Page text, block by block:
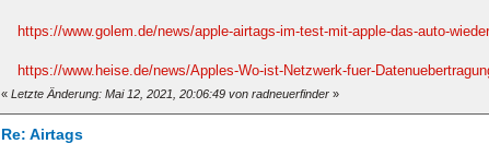
https://www.golem.de/news/apple-airtags-im-test-mit-apple-das-auto-
https://www.heise.de/news/Apples-Wo-ist-Netzwerk-fuer-
« Letzte Änderung: Mai 12, 2021, 20:06:49 von radneuerfinder »
Re: Airtags